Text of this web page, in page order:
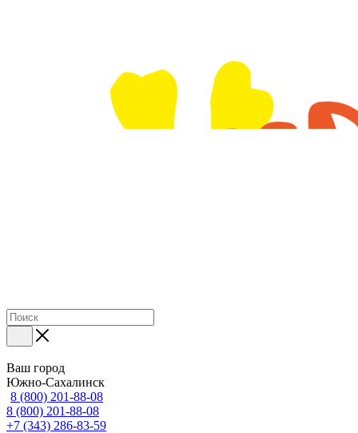
Ваш город
Южно-Сахалинск
8 (800) 201-88-08
8 (800) 201-88-08
+7 (343) 286-83-59